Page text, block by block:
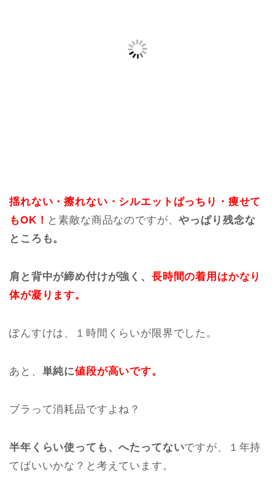
揺れない・擦れない・シルエットばっちり・痩せて
もOK！ と素敵な商品なのですが、やっぱり残念な
ところも。
肩と背中が締め付けが強く、 長時間の着用はかなり
体が凝ります。
ぽんすけは、１時間くらいが限界でした。
あと、 単純に値段が高いです。
ブラって消耗品ですよね？
半年くらい使っても、へたってないですが、１年持
てばいいかな？と考えています。